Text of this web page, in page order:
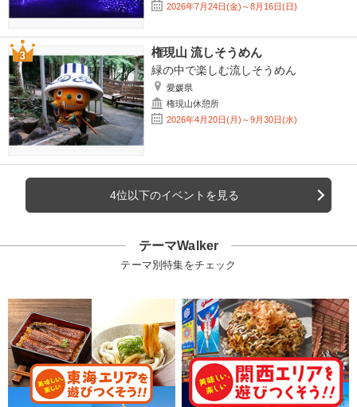
2026年7月24日(金)～8月16日(日)
権現山 流しそうめん
緑の中で楽しむ流しそうめん
愛媛県
権現山休憩所
2026年4月20日(月)～9月30日(水)
4位以下のイベントを見る
テーマWalker
テーマ別特集をチェック